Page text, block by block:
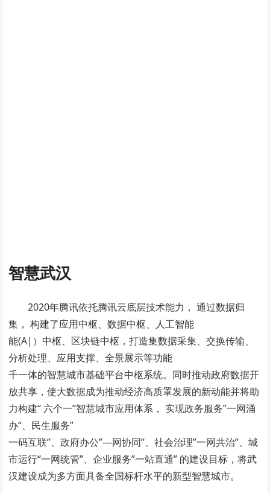
智慧武汉
2020年腾讯依托腾讯云底层技术能力， 通过数据归
集， 构建了应用中枢、数据中枢、人工智能
能(A|）中枢、区块链中枢，打造集数据采集、交换传输、
分析处理、应用支撑、全景展示等功能
千一体的智慧城市基础平台中枢系统。同时推动政府数据开
放共享，使大数据成为推动经济高质罩发展的新动能并将助
力构建“ 六个一”智慧城市应用体系， 实现政务服务”一网涌
办“、民生服务”
一码互联”、政府办公”—网协同”、社会治理”一网共治”、城
市运行“一网统管”、企业服务”一站直通” 的建设目标，将武
汉建设成为多方面具备全国标杆水平的新型智慧城市。